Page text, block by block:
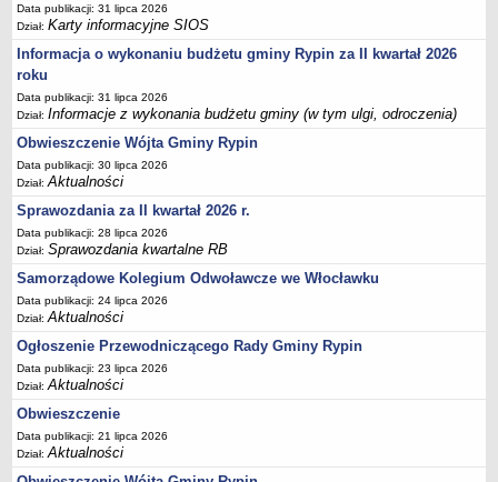
Budżet
Zmiany budżetu
Wieloletnia Prognoza Finansowa
Majątek gminy
Majątek jednostek organizacyjnych
Realizacja inwestycji
Sprawozdania z wykonania budżetu
Sprawozdania kwartalne RB
Sprawozdania finansowe
Informacje z wykonania budżetu gminy (w tym ulgi, odroczenia)
Interpretacje indywidualne
SPRAWY DO ZAŁATWIENIA
BUDOWA PRZYDOMOWYCH OCZYSZCZALNI ŚCIEKÓW -
DOFINANSOWANIE
Wykaz spraw
Data publikacji: 31 lipca 2026
Dział:Karty informacyjne SIOS
Informacja o wykonaniu budżetu gminy Rypin za II kwartał 2026
roku
Data publikacji: 31 lipca 2026
Dział:Informacje z wykonania budżetu gminy (w tym ulgi, odroczenia)
Obwieszczenie Wójta Gminy Rypin
Data publikacji: 30 lipca 2026
Dział:Aktualności
Sprawozdania za II kwartał 2026 r.
Data publikacji: 28 lipca 2026
Dział:Sprawozdania kwartalne RB
Samorządowe Kolegium Odwoławcze we Włocławku
Data publikacji: 24 lipca 2026
Dział:Aktualności
Ogłoszenie Przewodniczącego Rady Gminy Rypin
Data publikacji: 23 lipca 2026
Dział:Aktualności
Obwieszczenie
Data publikacji: 21 lipca 2026
Dział:Aktualności